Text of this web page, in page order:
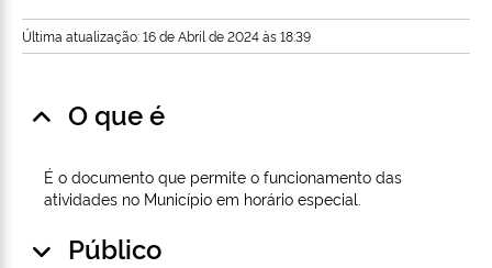
Última atualização: 16 de Abril de 2024 às 18:39
O que é
É o documento que permite o funcionamento das
atividades no Município em horário especial.
Público